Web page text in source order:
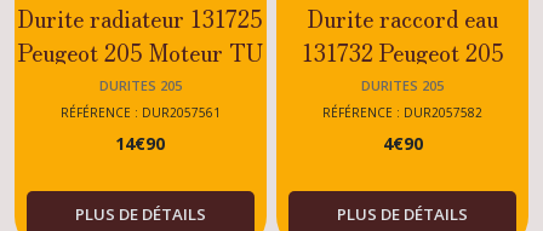
Durite radiateur 131725
Peugeot 205 Moteur TU
- XY
DURITES 205
RÉFÉRENCE : DUR2057561
14€90
PLUS DE DÉTAILS
Durite raccord eau
131732 Peugeot 205
TU-XU-1.1-
1.4.1.6(carbu)
DURITES 205
RÉFÉRENCE : DUR2057582
4€90
PLUS DE DÉTAILS